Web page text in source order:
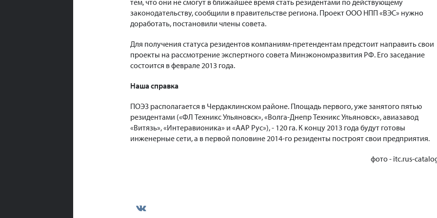
тем, что они не смогут в ближайшее время стать резидентами по действующему
законодательству, сообщили в правительстве региона. Проект ООО НПП «ВЭС» нужно
доработать, постановили члены совета.
Для получения статуса резидентов компаниям-претендентам предстоит направить свои
проекты на рассмотрение экспертного совета Минэкономразвития РФ. Его заседание
состоится в феврале 2013 года.
Наша справка
ПОЭЗ располагается в Чердаклинском районе. Площадь первого, уже занятого пятью
резидентами («ФЛ Техникс Ульяновск», «Волга-Днепр Техникс Ульяновск», авиазавод
«Витязь», «Интеравионика» и «ААР Рус»), - 120 га. К концу 2013 года будут готовы
инженерные сети, а в первой половине 2014-го резиденты построят свои предприятия.
фото - itc.rus-